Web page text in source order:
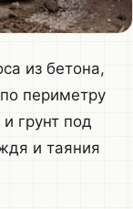
из бетона,
периметру
грунт под
и таяния